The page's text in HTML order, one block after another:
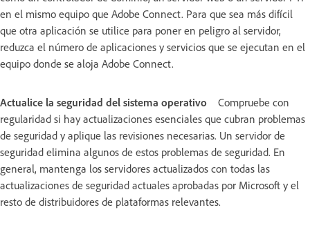
en el mismo equipo que Adobe Connect. Para que sea más difícil
que otra aplicación se utilice para poner en peligro al servidor,
reduzca el número de aplicaciones y servicios que se ejecutan en el
equipo donde se aloja Adobe Connect.
Actualice la seguridad del sistema operativo
Compruebe con
regularidad si hay actualizaciones esenciales que cubran problemas
de seguridad y aplique las revisiones necesarias. Un servidor de
seguridad elimina algunos de estos problemas de seguridad. En
general, mantenga los servidores actualizados con todas las
actualizaciones de seguridad actuales aprobadas por Microsoft y el
resto de distribuidores de plataformas relevantes.